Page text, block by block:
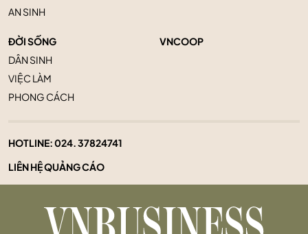
AN SINH
ĐỜI SỐNG
DÂN SINH
VIỆC LÀM
PHONG CÁCH
VNCOOP
HOTLINE:024. 37824741
LIÊN HỆ QUẢNG CÁO